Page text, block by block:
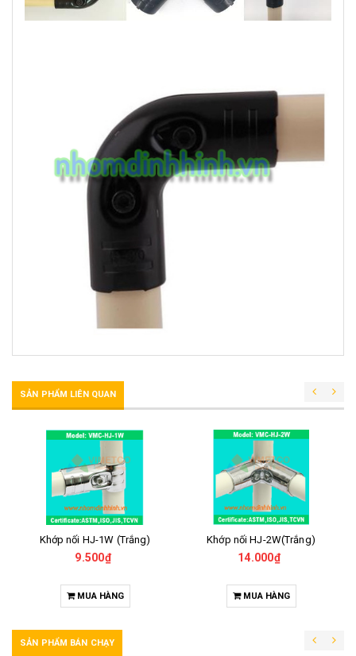
SẢN PHẨM LIÊN QUAN
Khớp nối HJ-1W (Trắng)
9.500₫
MUA HÀNG
Khớp nối HJ-2W(Trắng)
14.000₫
MUA HÀNG
SẢN PHẨM BÁN CHẠY